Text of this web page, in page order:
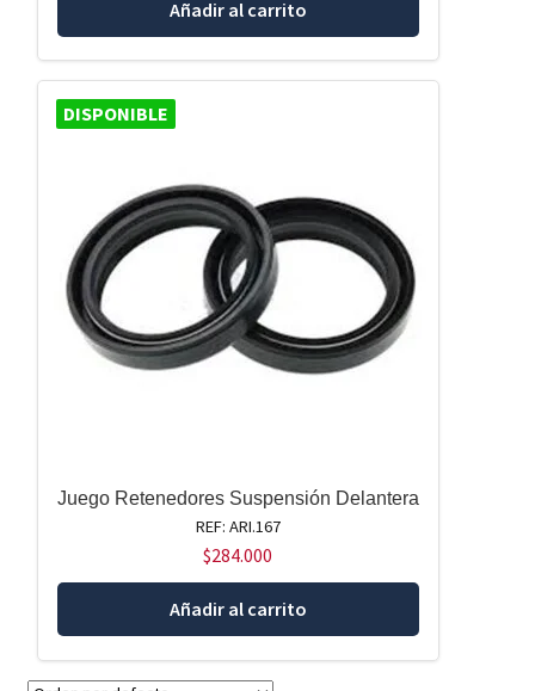
Añadir al carrito
DISPONIBLE
Juego Retenedores Suspensión Delantera
REF: ARI.167
$284.000
Añadir al carrito